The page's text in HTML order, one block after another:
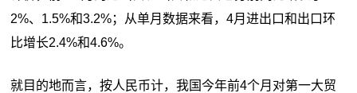
2%、1.5%和3.2%；从单月数据来看，4月进出口和出口环
比增长2.4%和4.6%。
就目的地而言，按人民币计，我国今年前4个月对第一大贸